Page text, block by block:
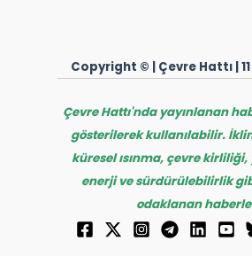
Copyright © | Çevre Hattı | 11
Çevre Hattı'nda yayınlanan
gösterilerek kullanılabilir.
küresel ısınma, çevre
enerji ve sürdürülebilirlik
odaklanan